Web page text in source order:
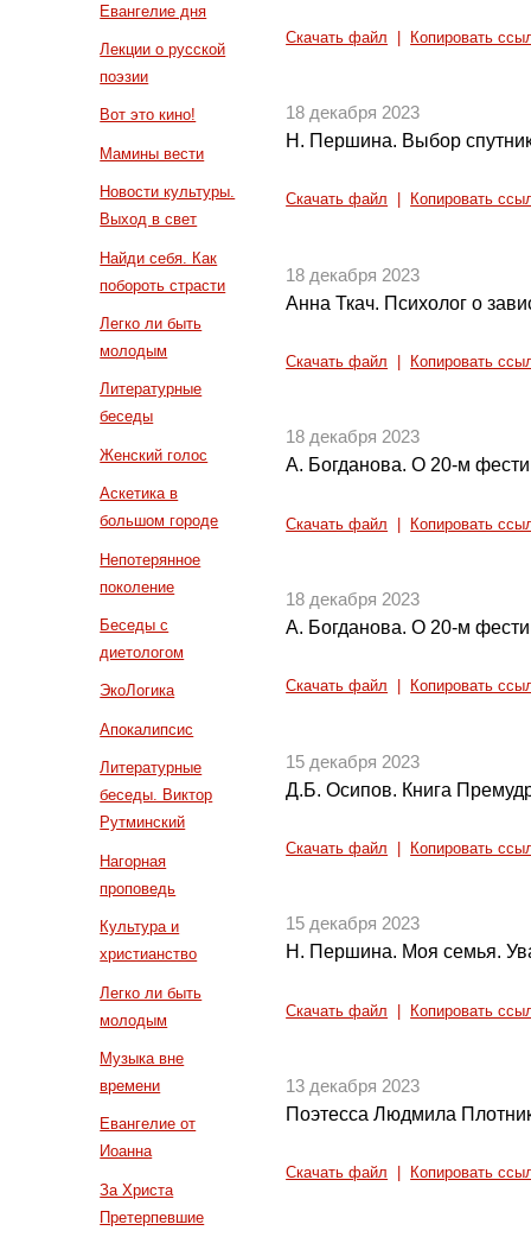
Евангелие дня
Лекции о русской
поэзии
Вот это кино!
Мамины вести
Новости культуры.
Выход в свет
Найди себя. Как
побороть страсти
Легко ли быть
молодым
Литературные
беседы
Женский голос
Аскетика в
большом городе
Непотерянное
поколение
Беседы с
диетологом
ЭкоЛогика
Апокалипсис
Литературные
беседы. Виктор
Рутминский
Нагорная
проповедь
Культура и
христианство
Легко ли быть
молодым
Музыка вне
времени
Евангелие от
Иоанна
За Христа
Претерпевшие
Скачать файл Копировать
18 декабря 2023
Н. Першина. Выбор
Скачать файл Копировать
18 декабря 2023
Анна Ткач. Психолог о
Скачать файл Копировать
18 декабря 2023
А. Богданова. О 20-м
Скачать файл Копировать
18 декабря 2023
А. Богданова. О 20-м
Скачать файл Копировать
15 декабря 2023
Д.Б. Осипов. Книга
Скачать файл Копировать
15 декабря 2023
Н. Першина. Моя семья.
Скачать файл Копировать
13 декабря 2023
Поэтесса Людмила
Скачать файл Копировать